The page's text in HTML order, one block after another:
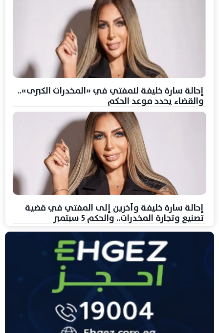
إحالة سارة خليفة للمفتي في «المخدرات الكبرى»..
والقضاء يحدد موعد الحكم
إحالة سارة خليفة وآخرين إلى المفتي في قضية
تصنيع وتجارة المخدرات.. والحكم 5 سبتمبر